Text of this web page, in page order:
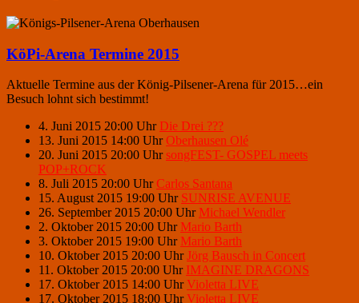
KöPi-Arena Termine 2015
Aktuelle Termine aus der König-Pilsener-Arena für 2015…ein
Besuch lohnt sich bestimmt!
4. Juni 2015 20:00 Uhr Die Drei ???
13. Juni 2015 14:00 UhrOberhausen Olé
20. Juni 2015 20:00 UhrsongFEST- GOSPEL meets
POP+ROCK
8. Juli 2015 20:00 UhrCarlos Santana
15. August 2015 19:00 Uhr SUNRISE AVENUE
26. September 2015 20:00 Uhr Michael Wendler
2. Oktober 2015 20:00 Uhr Mario Barth
3. Oktober 2015 19:00 Uhr Mario Barth
10. Oktober 2015 20:00 UhrJörg Bausch in Concert
11. Oktober 2015 20:00 Uhr IMAGINE DRAGONS
17. Oktober 2015 14:00 UhrVioletta LIVE
17. Oktober 2015 18:00 UhrVioletta LIVE